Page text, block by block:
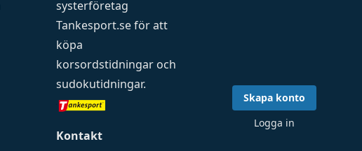
systerföretag
Tankesport.seför att
köpa
korsordstidningar och
sudokutidningar.
Kontakt
Skapa konto
Logga in